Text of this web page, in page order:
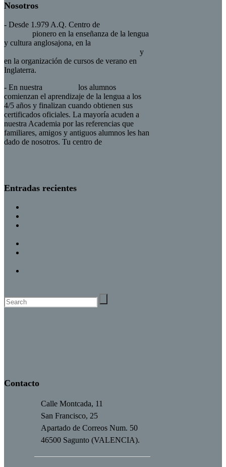
Nosotros
- Desde 1.979 A.Q. Centro de
pionero en la enseñanza de la lengua
y cultura anglosajona, en la
y
en la organización de cursos de verano en
Inglaterra.
- En nuestra
los alumnos
comienzan el aprendizaje de la lengua a los
4/5 años y finalizan cuando obtienen sus
certificados oficiales. La mayoría acuden a
nuestra Academia por las referencias que
familiares, amigos y antiguos alumnos les han
dado de nosotros. Tu centro de
Entradas recientes
Contacto
Calle Montcada, 11
San Francisco, 25
Apartado de Correos Num. 50
46500 Sagunto (VALENCIA).